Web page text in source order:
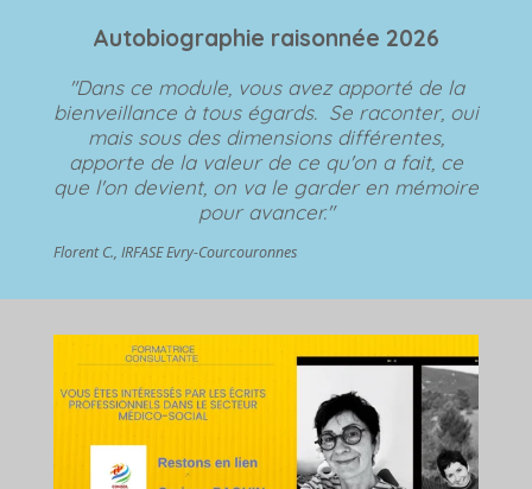
Autobiographie raisonnée 2026
"Dans ce module, vous avez apporté de la
bienveillance à tous égards. Se raconter, oui
mais sous des dimensions différentes,
apporte de la valeur de ce qu'on a fait, ce
que l'on devient, on va le garder en mémoire
pour avancer."
Florent C., IRFASE Evry-Courcouronnes